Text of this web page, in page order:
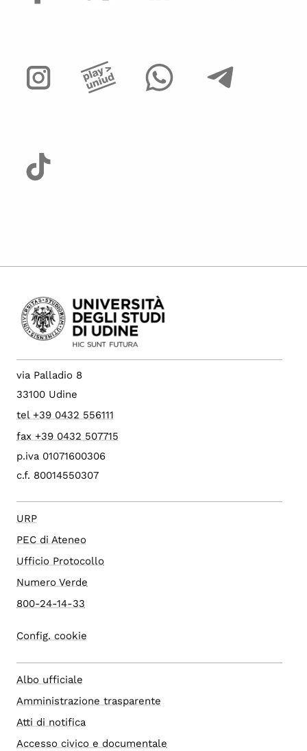
via Palladio 8
33100 Udine
tel +39 0432 556111
fax +39 0432 507715
p.iva 01071600306
c.f. 80014550307
URP
PEC di Ateneo
Ufficio Protocollo
Numero Verde
800-24-14-33
Config. cookie
Albo ufficiale
Amministrazione trasparente
Atti di notifica
Accesso civico e documentale